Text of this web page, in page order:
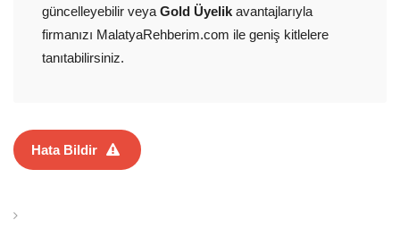
güncelleyebilir veya Gold Üyelik avantajlarıyla
firmanızı MalatyaRehberim.com ile geniş kitlelere
tanıtabilirsiniz.
Hata Bildir